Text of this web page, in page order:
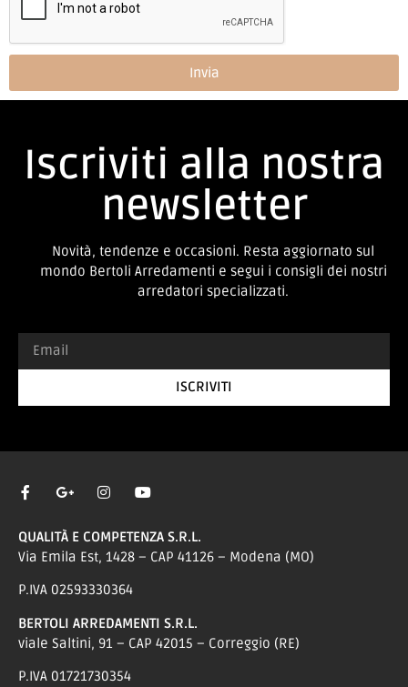
Invia
Iscriviti alla nostra
newsletter
Novità, tendenze e occasioni. Resta aggiornato sul
mondo Bertoli Arredamenti e segui i consigli dei nostri
arredatori specializzati.
ISCRIVITI
QUALITÀ E COMPETENZA S.R.L.
Via Emila Est, 1428 – CAP 41126 – Modena (MO)
P.IVA 02593330364
BERTOLI ARREDAMENTI S.R.L.
viale Saltini, 91 – CAP 42015 – Correggio (RE)
P.IVA 01721730354